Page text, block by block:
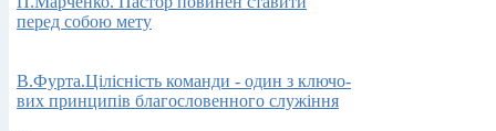
перед собою мету
В.Фурта.Цілісність команди - один з ключо-
вих принципів благословенного служіння